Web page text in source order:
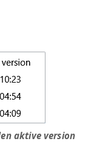
aktive version